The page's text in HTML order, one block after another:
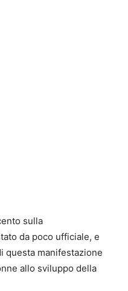
sulla
da poco ufficiale, e
questa manifestazione
allo sviluppo della